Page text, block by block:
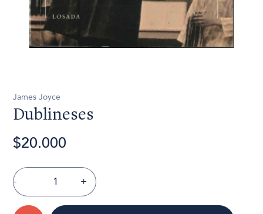
James Joyce
Dublineses
$20.000
- +